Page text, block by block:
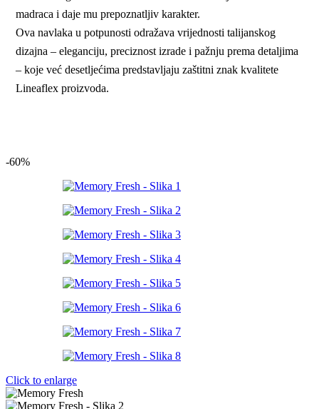
madraca i daje mu prepoznatljiv karakter.
Ova navlaka u potpunosti odražava vrijednosti talijanskog
dizajna – eleganciju, preciznost izrade i pažnju prema detaljima
– koje već desetljećima predstavljaju zaštitni znak kvalitete
Lineaflex proizvoda.
-60%
Click to enlarge